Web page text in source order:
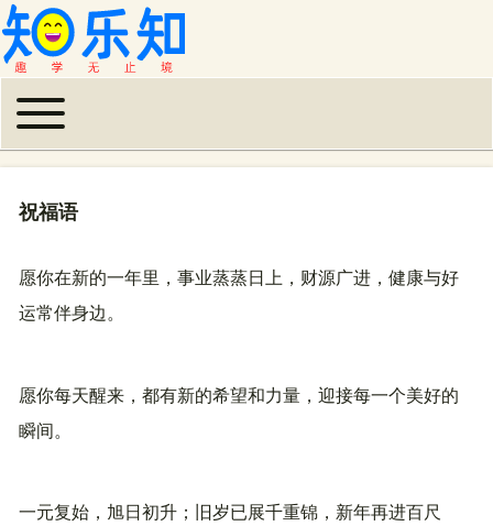
主导航
Toggle main menu
祝福语
愿你在新的一年里，事业蒸蒸日上，财源广进，健康与好
运常伴身边。
愿你每天醒来，都有新的希望和力量，迎接每一个美好的
瞬间。
一元复始，旭日初升；旧岁已展千重锦，新年再进百尺